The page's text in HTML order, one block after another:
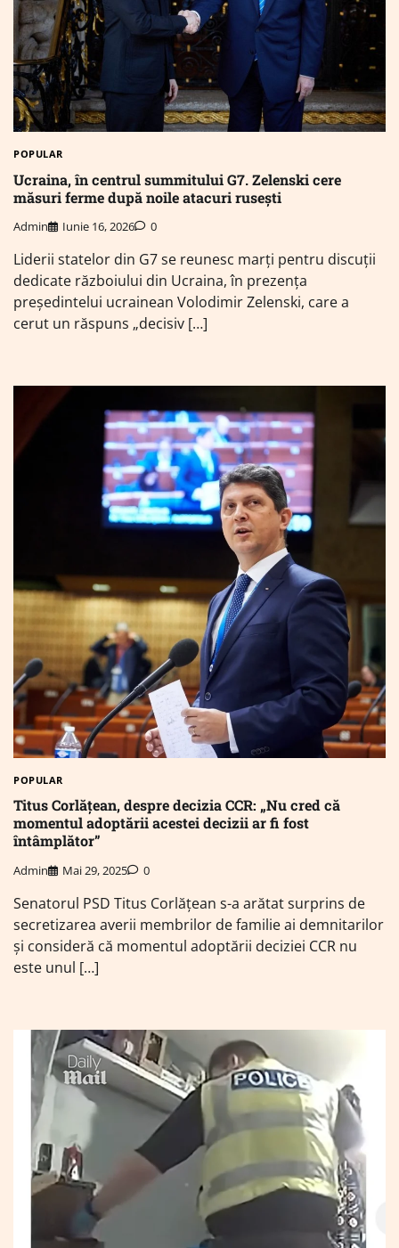
POPULAR
Ucraina, în centrul summitului G7. Zelenski cere
măsuri ferme după noile atacuri rusești
Admin Iunie 16, 2026 0
Liderii statelor din G7 se reunesc marți pentru discuții
dedicate războiului din Ucraina, în prezența
președintelui ucrainean Volodimir Zelenski, care a
cerut un răspuns „decisiv […]
POPULAR
Titus Corlățean, despre decizia CCR: „Nu cred că
momentul adoptării acestei decizii ar fi fost
întâmplător”
Admin Mai 29, 2025 0
Senatorul PSD Titus Corlățean s-a arătat surprins de
secretizarea averii membrilor de familie ai demnitarilor
și consideră că momentul adoptării deciziei CCR nu
este unul […]